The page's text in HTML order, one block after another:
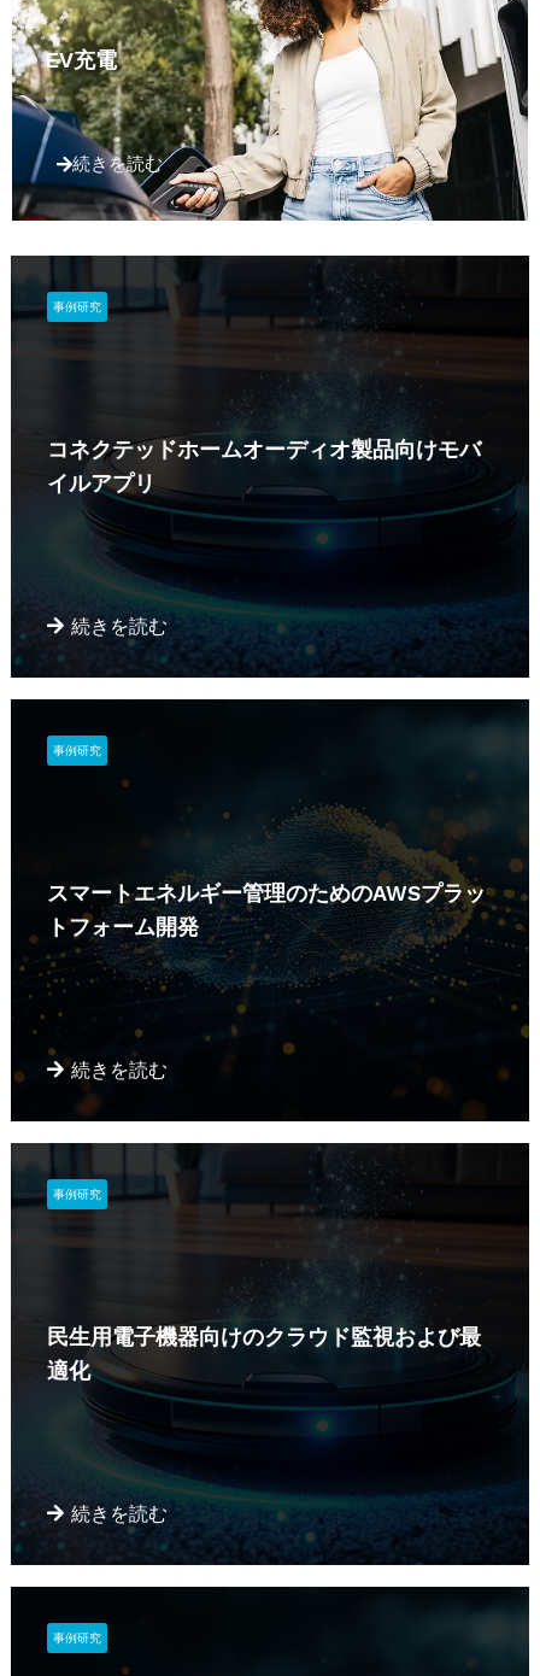
EV充電
続きを読む
コネクテッドホームオーディオ製品向けモバ
イルアプリ
続きを読む
事例研究
スマートエネルギー管理のためのAWSプラッ
トフォーム開発
続きを読む
事例研究
民生用電子機器向けのクラウド監視および最
適化
続きを読む
事例研究
事例研究